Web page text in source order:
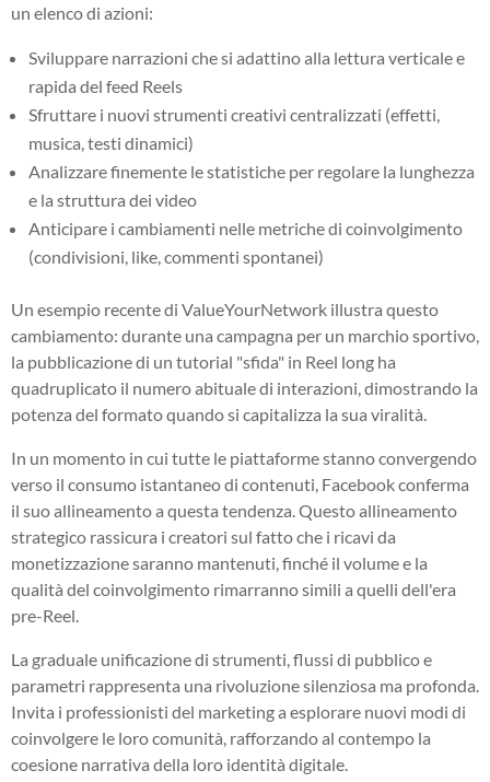
un elenco di azioni:
Sviluppare narrazioni che si adattino alla lettura verticale e
rapida del feed Reels
Sfruttare i nuovi strumenti creativi centralizzati (effetti,
musica, testi dinamici)
Analizzare finemente le statistiche per regolare la lunghezza
e la struttura dei video
Anticipare i cambiamenti nelle metriche di coinvolgimento
(condivisioni, like, commenti spontanei)
Un esempio recente di ValueYourNetwork illustra questo
cambiamento: durante una campagna per un marchio sportivo,
la pubblicazione di un tutorial "sfida" in Reel long ha
quadruplicato il numero abituale di interazioni, dimostrando la
potenza del formato quando si capitalizza la sua viralità.
In un momento in cui tutte le piattaforme stanno convergendo
verso il consumo istantaneo di contenuti, Facebook conferma
il suo allineamento a questa tendenza. Questo allineamento
strategico rassicura i creatori sul fatto che i ricavi da
monetizzazione saranno mantenuti, finché il volume e la
qualità del coinvolgimento rimarranno simili a quelli dell'era
pre-Reel.
La graduale unificazione di strumenti, flussi di pubblico e
parametri rappresenta una rivoluzione silenziosa ma profonda.
Invita i professionisti del marketing a esplorare nuovi modi di
coinvolgere le loro comunità, rafforzando al contempo la
coesione narrativa della loro identità digitale.